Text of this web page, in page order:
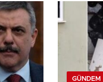
GÜNDEM